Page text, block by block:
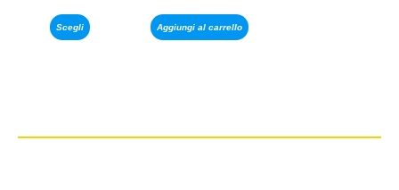
Scegli Aggiungi al carrello